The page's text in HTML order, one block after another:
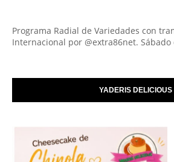
Programa Radial de Variedades con
Internacional por @extra86net. Sábado
YADERIS DELICIOUS